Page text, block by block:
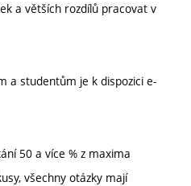
a větších rozdílů pracovat v
a studentům je k dispozici e-
50 a více % z maxima
všechny otázky mají